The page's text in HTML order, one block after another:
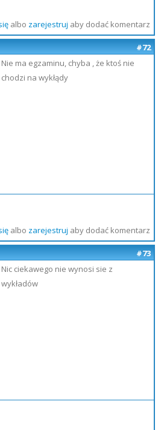
albo zarejestruj aby dodać komentarz
#72
Nie ma egzaminu, chyba , że ktoś nie
chodzi na wykłądy
albo zarejestruj aby dodać komentarz
#73
Nic ciekawego nie wynosi sie z
wykładów